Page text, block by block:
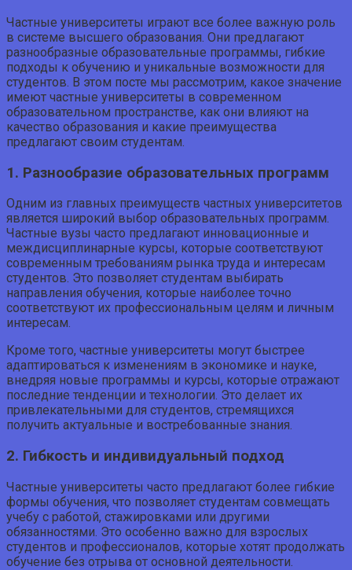
Частные университеты играют все более важную роль
в системе высшего образования. Они предлагают
разнообразные образовательные программы, гибкие
подходы к обучению и уникальные возможности для
студентов. В этом посте мы рассмотрим, какое значение
имеют частные университеты в современном
образовательном пространстве, как они влияют на
качество образования и какие преимущества
предлагают своим студентам.
1. Разнообразие образовательных программ
Одним из главных преимуществ частных университетов
является широкий выбор образовательных программ.
Частные вузы часто предлагают инновационные и
междисциплинарные курсы, которые соответствуют
современным требованиям рынка труда и интересам
студентов. Это позволяет студентам выбирать
направления обучения, которые наиболее точно
соответствуют их профессиональным целям и личным
интересам.
Кроме того, частные университеты могут быстрее
адаптироваться к изменениям в экономике и науке,
внедряя новые программы и курсы, которые отражают
последние тенденции и технологии. Это делает их
привлекательными для студентов, стремящихся
получить актуальные и востребованные знания.
2. Гибкость и индивидуальный подход
Частные университеты часто предлагают более гибкие
формы обучения, что позволяет студентам совмещать
учебу с работой, стажировками или другими
обязанностями. Это особенно важно для взрослых
студентов и профессионалов, которые хотят продолжать
обучение без отрыва от основной деятельности.